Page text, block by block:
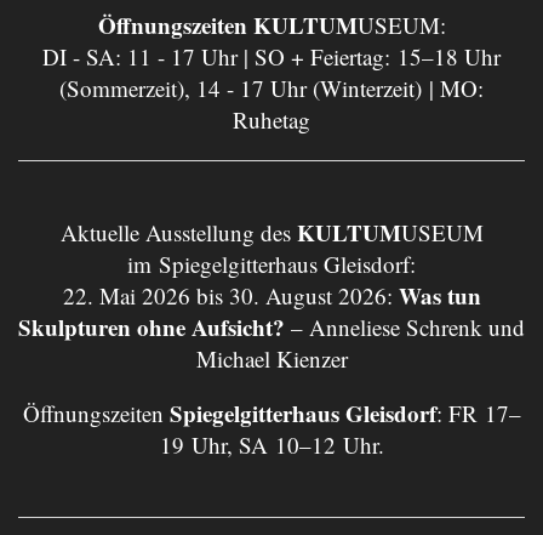
Öffnungszeiten KULTUMUSEUM:
DI - SA: 11 - 17 Uhr | SO + Feiertag: 15–18 Uhr
(Sommerzeit), 14 - 17 Uhr (Winterzeit) | MO:
Ruhetag
Aktuelle Ausstellung des KULTUMUSEUM
im Spiegelgitterhaus Gleisdorf:
22. Mai 2026 bis 30. August 2026: Was tun
Skulpturen ohne Aufsicht? – Anneliese Schrenk und
Michael Kienzer
Öffnungszeiten Spiegelgitterhaus Gleisdorf: FR 17–
19 Uhr, SA 10–12 Uhr.